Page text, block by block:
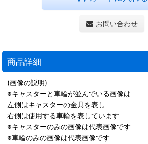
お問い合わせ
商品詳細
(画像の説明)
※キャスターと車輪が並んでいる画像は
左側はキャスターの金具を表し
右側は使用する車輪を表しています
※キャスターのみの画像は代表画像です
※車輪のみの画像は代表画像です